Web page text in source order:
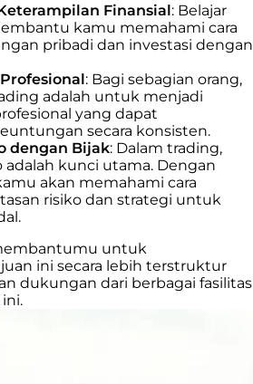
Finansial: Belajar
kamu memahami cara
pribadi dan investasi dengan
: Bagi sebagian orang,
adalah untuk menjadi
yang dapat
secara konsisten.
dengan Bijak: Dalam trading,
adalah kunci utama. Dengan
akan memahami cara
risiko dan strategi untuk
untuk
ini secara lebih terstruktur
dukungan dari berbagai fasilitas